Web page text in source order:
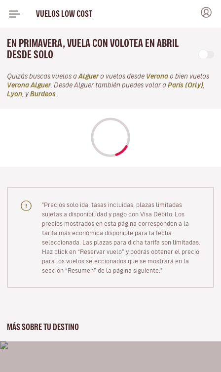
VUELOS LOW COST
EN PRIMAVERA, VUELA CON VOLOTEA EN ABRIL
DESDE SOLO
Quizás buscas vuelos a Alguero vuelos desde Verona o bien vuelos
Verona Alguer. Desde Alguer también puedes volar a París (Orly)
Lyon , y Burdeos
"Precios solo ida, tasas incluidas, plazas limitadas
sujetas a disponibilidad y pago con Visa Débito. Los
precios mostrados en esta página corresponden a la
tarifa más económica disponible para la fecha
seleccionada. Las plazas para dicha tarifa son limitadas.
Haz click en “Reservar vuelo” y podrás obtener el precio
para los vuelos seleccionados que se mostrará en la
sección “Resumen” de la página siguiente."
MÁS SOBRE TU DESTINO